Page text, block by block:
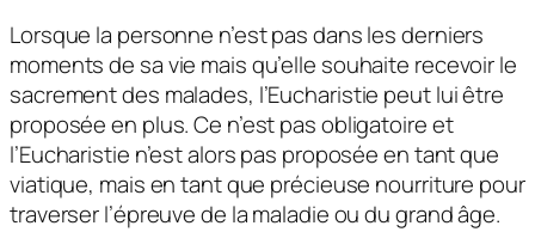
Lorsque la personne n’est pas dans les derniers
moments de sa vie mais qu’elle souhaite recevoir le
sacrement des malades, l’Eucharistie peut lui être
proposée en plus. Ce n’est pas obligatoire et
l’Eucharistie n’est alors pas proposée en tant que
viatique, mais en tant que précieuse nourriture pour
traverser l’épreuve de la maladie ou du grand âge.